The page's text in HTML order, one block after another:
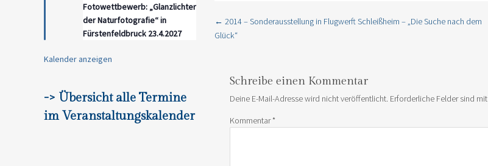
Post navigation
← 2014 – Sonderausstellung in Flugwerft Schleißheim – „Die Suche nach dem
Glück“
Schreibe einen Kommentar
Deine E-Mail-Adresse wird nicht veröffentlicht. Erforderliche Felder sind mit
Kommentar*
Fotowettbewerb: „Glanzlichter
der Naturfotografie“ in
Fürstenfeldbruck 23.4.2027
Kalender anzeigen
-> Übersicht alle Termine
im Veranstaltungskalender